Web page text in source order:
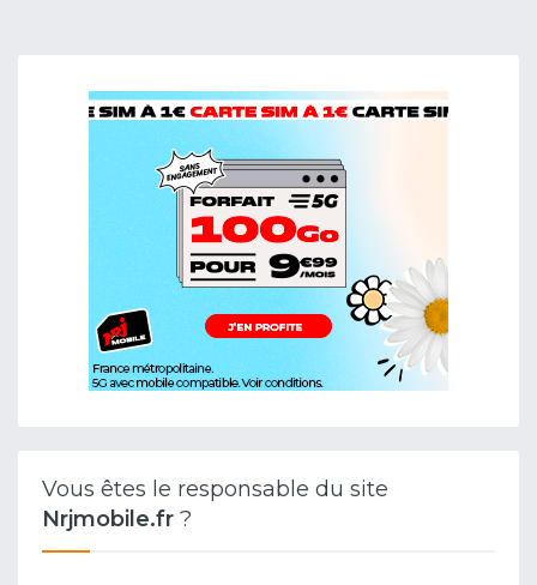
Vous êtes le responsable du site
Nrjmobile.fr ?